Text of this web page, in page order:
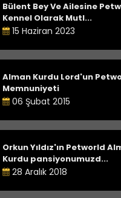
Bülent Bey Ve Ailesine
Kennel Olarak Mutl...
15 Haziran 2023
Alman Kurdu Lord'un
Memnuniyeti
06 Şubat 2015
Orkun Yıldız'ın Petworld
Kurdu pansiyonumuzd...
28 Aralık 2018